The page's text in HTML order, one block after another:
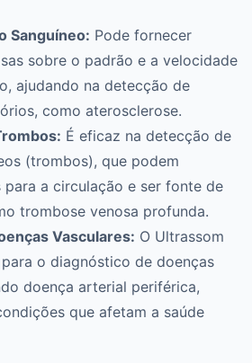
Sanguíneo: Pode fornecer
sobre o padrão e a velocidade
ajudando na detecção de
como aterosclerose.
É eficaz na detecção de
(trombos), que podem
para a circulação e ser fonte de
trombose venosa profunda.
Vasculares: O Ultrassom
o diagnóstico de doenças
doença arterial periférica,
que afetam a saúde